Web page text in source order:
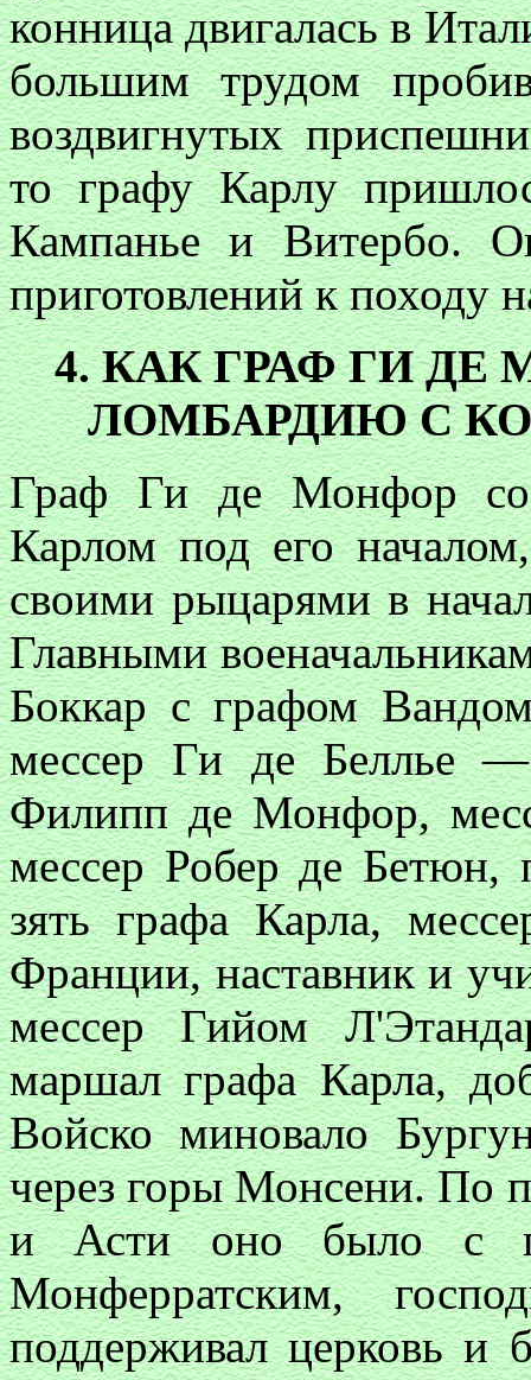
конница двигалась в
большим трудом
воздвигнутых
то графу Карлу
Кампанье и Витербо.
приготовлений к походу
4. КАК ГРАФ ГИ
ЛОМБАРДИЮ С
Граф Ги де Монфор со
Карлом под его
своими рыцарями в
Главными
Боккар с графом
мессер Ги де Беллье —
Филипп де Монфор,
мессер Робер де Бетюн,
зять графа Карла,
Франции, наставник и
мессер Гийом
маршал графа Карла,
Войско миновало
через горы Монсени. По
и Асти оно было с
Монферратским,
поддерживал церковь